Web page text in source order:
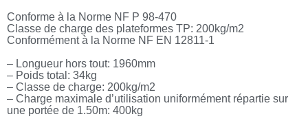
Conforme à la Norme NF P 98-470
Classe de charge des plateformes TP: 200kg/m2
Conformément à la Norme NF EN 12811-1
– Longueur hors tout: 1960mm
– Poids total: 34kg
– Classe de charge: 200kg/m2
– Charge maximale d’utilisation uniformément répartie sur
une portée de 1.50m: 400kg